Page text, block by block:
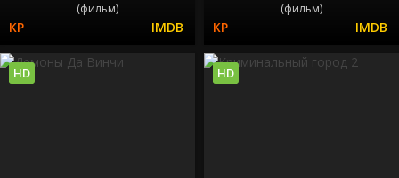
(фильм) (фильм)
HD HD